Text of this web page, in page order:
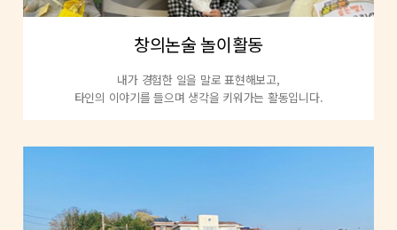
창의논술 놀이활동
내가 경험한 일을 말로 표현해보고,
타인의 이야기를 들으며 생각을 키워가는 활동입니다.